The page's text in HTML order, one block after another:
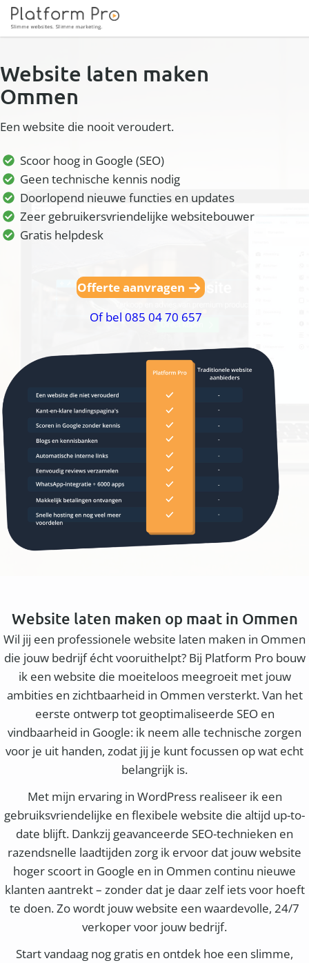
Website laten maken
Ommen
Een website die nooit veroudert.
Scoor hoog in Google (SEO)
Geen technische kennis nodig
Doorlopend nieuwe functies en updates
Zeer gebruikersvriendelijke websitebouwer
Gratis helpdesk
Offerte aanvragen
Of bel 085 04 70 657
Website laten maken op maat in Ommen
Wil jij een professionele website laten maken in Ommen
die jouw bedrijf écht vooruithelpt? Bij Platform Pro bouw
ik een website die moeiteloos meegroeit met jouw
ambities en zichtbaarheid in Ommen versterkt. Van het
eerste ontwerp tot geoptimaliseerde SEO en
vindbaarheid in Google: ik neem alle technische zorgen
voor je uit handen, zodat jij je kunt focussen op wat echt
belangrijk is.
Met mijn ervaring in WordPress realiseer ik een
gebruiksvriendelijke en flexibele website die altijd up-to-
date blijft. Dankzij geavanceerde SEO-technieken en
razendsnelle laadtijden zorg ik ervoor dat jouw website
hoger scoort in Google en in Ommen continu nieuwe
klanten aantrekt – zonder dat je daar zelf iets voor hoeft
te doen. Zo wordt jouw website een waardevolle, 24/7
verkoper voor jouw bedrijf.
Start vandaag nog gratis en ontdek hoe een slimme,